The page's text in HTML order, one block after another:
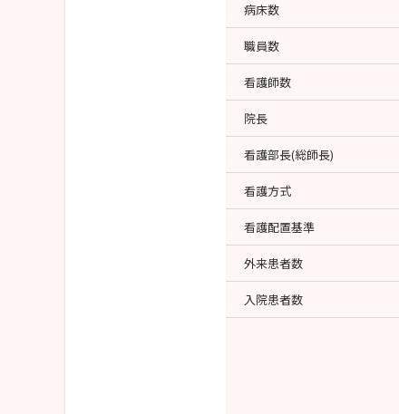
病床数
職員数
看護師数
院長
看護部長(総師長)
看護方式
看護配置基準
外来患者数
入院患者数